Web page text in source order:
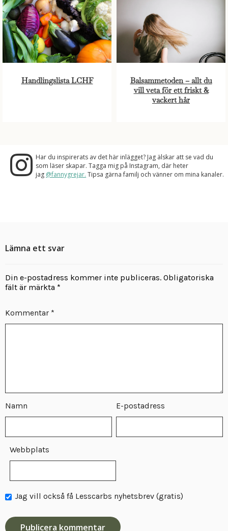
Handlingslista LCHF
Balsammetoden – allt du
vill veta för ett friskt &
vackert hår
Har du inspirerats av det här inlägget? Jag älskar att se vad du
som läser skapar. Tagga mig på Instagram, där heter
jag @fannygrejar. Tipsa gärna familj och vänner om mina kanaler.
Lämna ett svar
Din e-postadress kommer inte publiceras. Obligatoriska
fält är märkta *
Kommentar *
Namn E-postadress
Webbplats
Jag vill också få Lesscarbs nyhetsbrev (gratis)